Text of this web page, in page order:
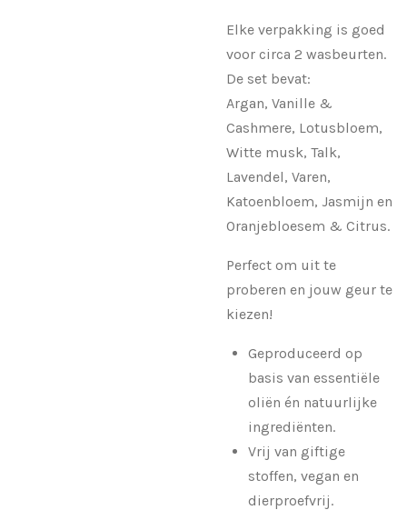
Elke verpakking is goed
voor circa 2 wasbeurten.
De set bevat:
Argan, Vanille &
Cashmere, Lotusbloem,
Witte musk, Talk,
Lavendel, Varen,
Katoenbloem, Jasmijn en
Oranjebloesem & Citrus.
Perfect om uit te
proberen en jouw geur te
kiezen!
Geproduceerd op
basis van essentiële
oliën én natuurlijke
ingrediënten.
Vrij van giftige
stoffen, vegan en
dierproefvrij.